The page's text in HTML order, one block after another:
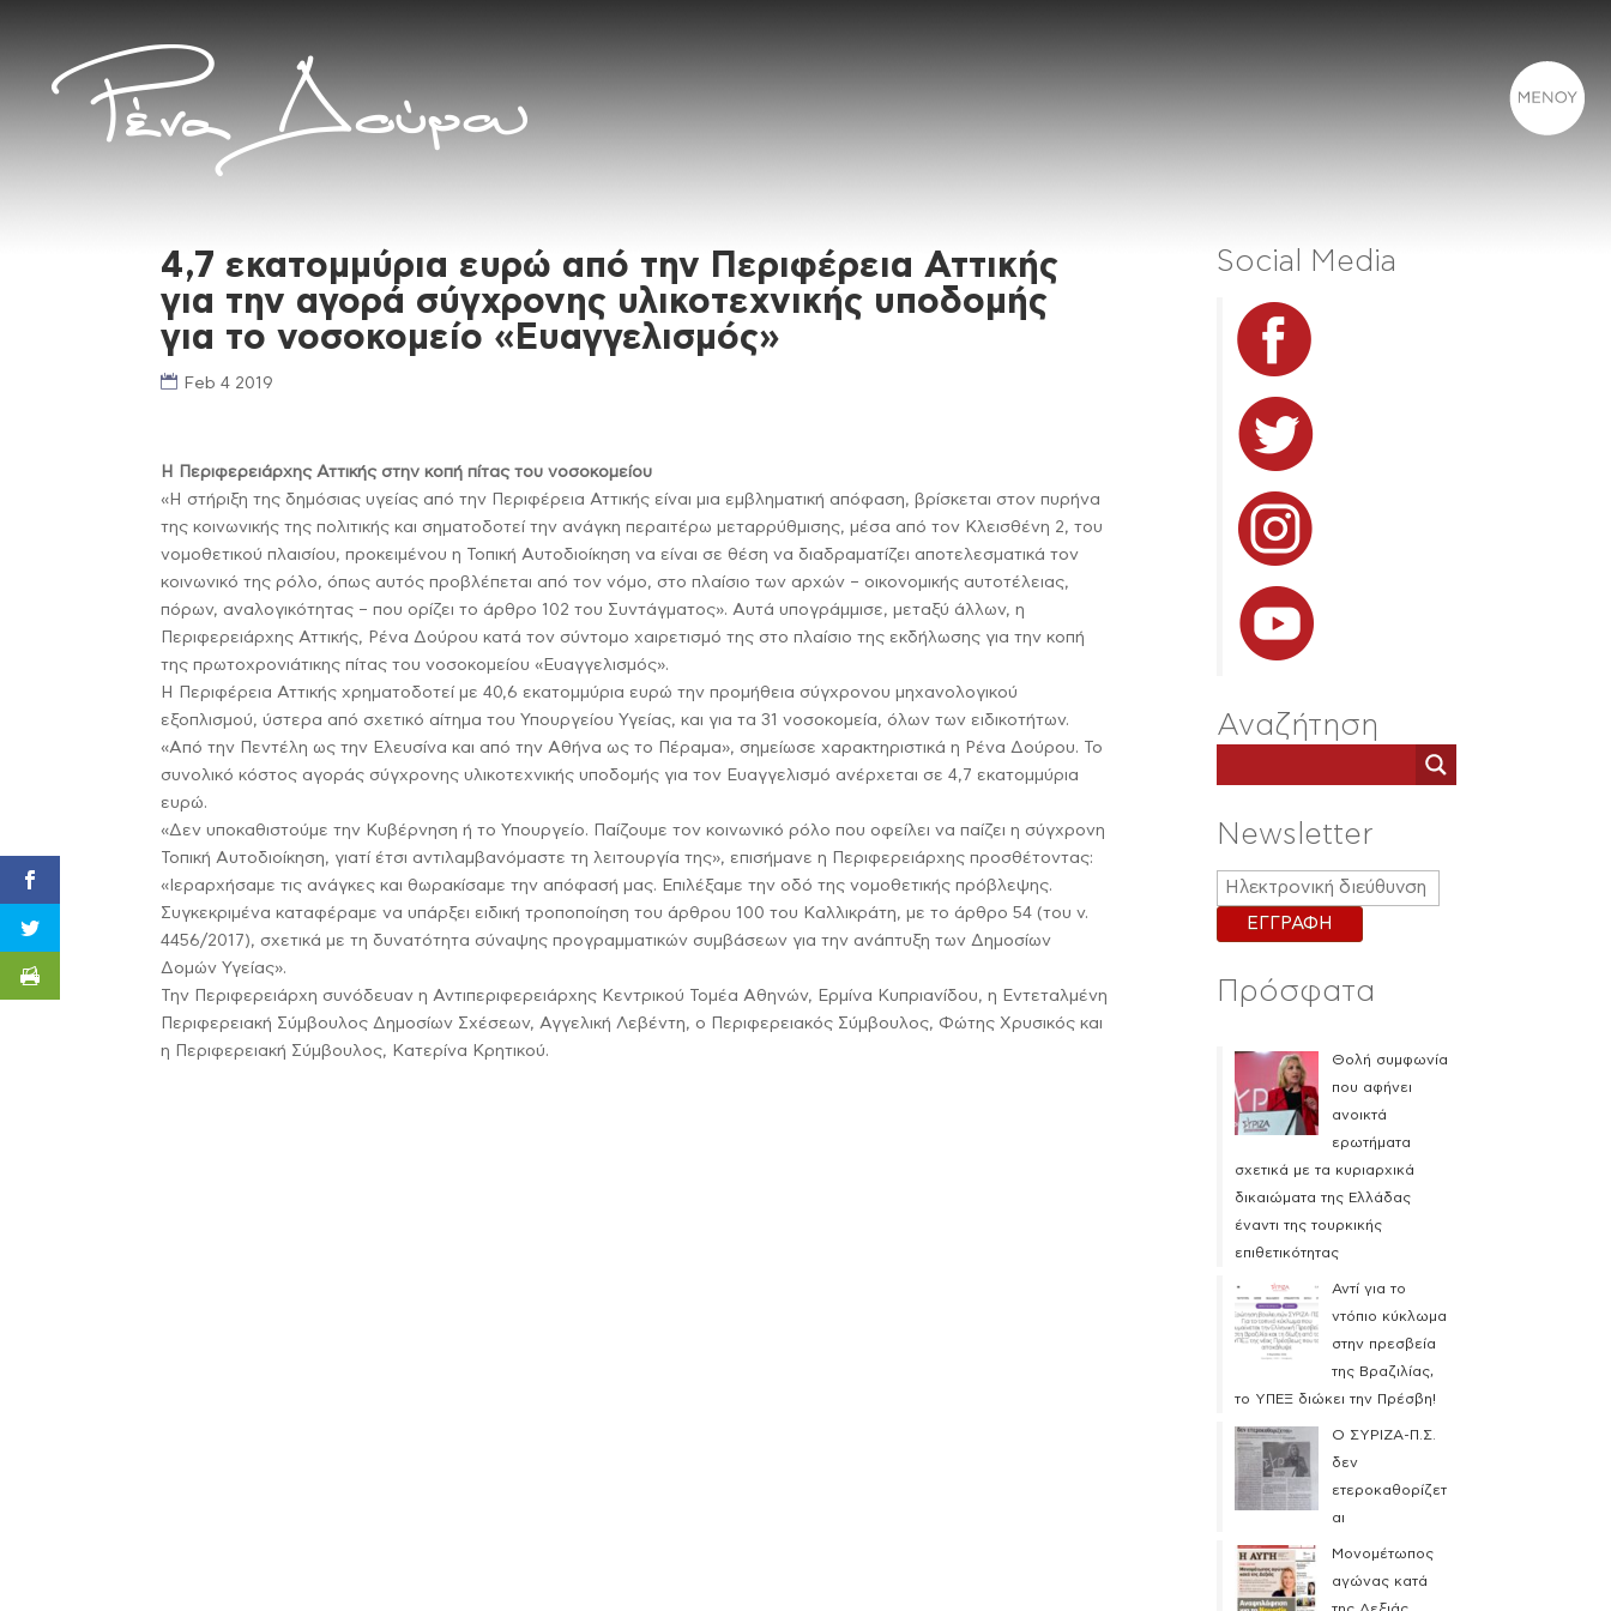
4,7 εκατομμύρια ευρώ από την Περιφέρεια Αττικής
για την αγορά σύγχρονης υλικοτεχνικής υποδομής
για το νοσοκομείο «Ευαγγελισμός»
Feb 4 2019
Η Περιφερειάρχης Αττικής στην κοπή πίτας του νοσοκομείου
«Η στήριξη της δημόσιας υγείας από την Περιφέρεια Αττικής είναι μια εμβληματική απόφαση, βρίσκεται στον πυρήνα
της κοινωνικής της πολιτικής και σηματοδοτεί την ανάγκη περαιτέρω μεταρρύθμισης, μέσα από τον Κλεισθένη 2, του
νομοθετικού πλαισίου, προκειμένου η Τοπική Αυτοδιοίκηση να είναι σε θέση να διαδραματίζει αποτελεσματικά τον
κοινωνικό της ρόλο, όπως αυτός προβλέπεται από τον νόμο, στο πλαίσιο των αρχών – οικονομικής αυτοτέλειας,
πόρων, αναλογικότητας – που ορίζει το άρθρο 102 του Συντάγματος». Αυτά υπογράμμισε, μεταξύ άλλων, η
Περιφερειάρχης Αττικής, Ρένα Δούρου κατά τον σύντομο χαιρετισμό της στο πλαίσιο της εκδήλωσης για την κοπή
της πρωτοχρονιάτικης πίτας του νοσοκομείου «Ευαγγελισμός».
Η Περιφέρεια Αττικής χρηματοδοτεί με 40,6 εκατομμύρια ευρώ την προμήθεια σύγχρονου μηχανολογικού
εξοπλισμού, ύστερα από σχετικό αίτημα του Υπουργείου Υγείας, και για τα 31 νοσοκομεία, όλων των ειδικοτήτων.
«Από την Πεντέλη ως την Ελευσίνα και από την Αθήνα ως το Πέραμα», σημείωσε χαρακτηριστικά η Ρένα Δούρου. Το
συνολικό κόστος αγοράς σύγχρονης υλικοτεχνικής υποδομής για τον Ευαγγελισμό ανέρχεται σε 4,7 εκατομμύρια
ευρώ.
«Δεν υποκαθιστούμε την Κυβέρνηση ή το Υπουργείο. Παίζουμε τον κοινωνικό ρόλο που οφείλει να παίζει η σύγχρονη
Τοπική Αυτοδιοίκηση, γιατί έτσι αντιλαμβανόμαστε τη λειτουργία της», επισήμανε η Περιφερειάρχης προσθέτοντας:
«Ιεραρχήσαμε τις ανάγκες και θωρακίσαμε την απόφασή μας. Επιλέξαμε την οδό της νομοθετικής πρόβλεψης.
Συγκεκριμένα καταφέραμε να υπάρξει ειδική τροποποίηση του άρθρου 100 του Καλλικράτη, με το άρθρο 54 (του ν.
4456/2017), σχετικά με τη δυνατότητα σύναψης προγραμματικών συμβάσεων για την ανάπτυξη των Δημοσίων
Δομών Υγείας».
Την Περιφερειάρχη συνόδευαν η Αντιπεριφερειάρχης Κεντρικού Τομέα Αθηνών, Ερμίνα Κυπριανίδου, η Εντεταλμένη
Περιφερειακή Σύμβουλος Δημοσίων Σχέσεων, Αγγελική Λεβέντη, ο Περιφερειακός Σύμβουλος, Φώτης Χρυσικός και
η Περιφερειακή Σύμβουλος, Κατερίνα Κρητικού.
Social Media
Αναζήτηση
Newsletter
Πρόσφατα
Θολή συμφωνία
που αφήνει
ανοικτά
ερωτήματα
σχετικά με τα κυριαρχικά
δικαιώματα της Ελλάδας
έναντι της τουρκικής
επιθετικότητας
Αντί για το
ντόπιο κύκλωμα
στην πρεσβεία
της Βραζιλίας,
το ΥΠΕΞ διώκει την Πρέσβη!
Ο ΣΥΡΙΖΑ-Π.Σ.
δεν
ετεροκαθορίζετ
αι
Μονομέτωπος
αγώνας κατά